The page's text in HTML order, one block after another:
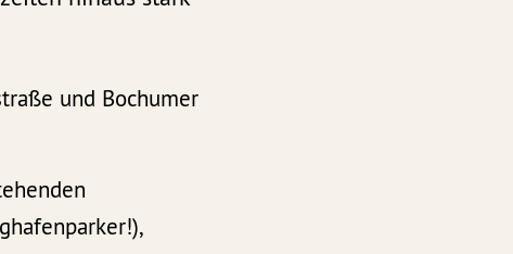
und Bochumer